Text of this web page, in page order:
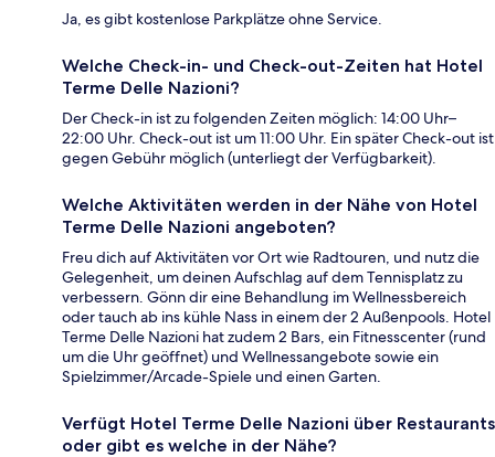
Ja, es gibt kostenlose Parkplätze ohne Service.
Welche Check-in- und Check-out-Zeiten hat Hotel
Terme Delle Nazioni?
Der Check-in ist zu folgenden Zeiten möglich: 14:00 Uhr–
22:00 Uhr. Check-out ist um 11:00 Uhr. Ein später Check-out ist
gegen Gebühr möglich (unterliegt der Verfügbarkeit).
Welche Aktivitäten werden in der Nähe von Hotel
Terme Delle Nazioni angeboten?
Freu dich auf Aktivitäten vor Ort wie Radtouren, und nutz die
Gelegenheit, um deinen Aufschlag auf dem Tennisplatz zu
verbessern. Gönn dir eine Behandlung im Wellnessbereich
oder tauch ab ins kühle Nass in einem der 2 Außenpools. Hotel
Terme Delle Nazioni hat zudem 2 Bars, ein Fitnesscenter (rund
um die Uhr geöffnet) und Wellnessangebote sowie ein
Spielzimmer/Arcade-Spiele und einen Garten.
Verfügt Hotel Terme Delle Nazioni über Restaurants
oder gibt es welche in der Nähe?